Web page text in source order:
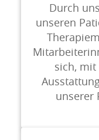
Durch
unseren
sich,
unserer